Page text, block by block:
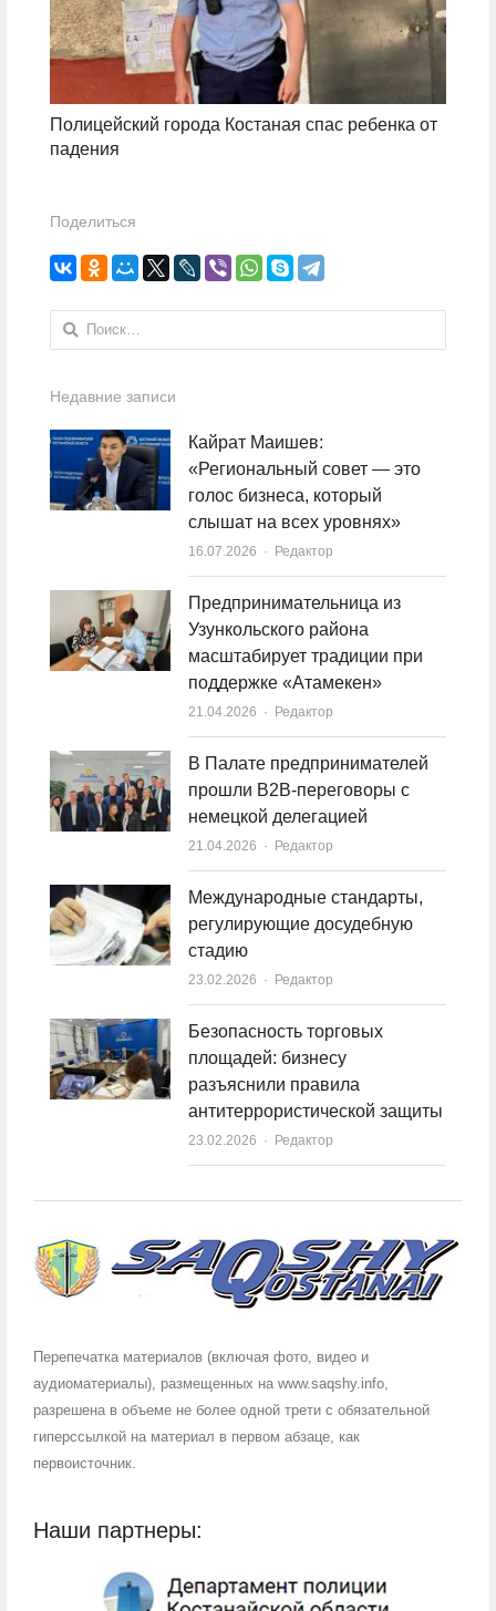
Полицейский города Костаная спас ребенка от
падения
Поделиться
Найти:
Недавние записи
Кайрат Маишев:
«Региональный совет — это
голос бизнеса, который
слышат на всех уровнях»
16.07.2026 Author
Редактор
Предпринимательница из
Узункольского района
масштабирует традиции при
поддержке «Атамекен»
21.04.2026 Author
Редактор
В Палате предпринимателей
прошли B2B-переговоры с
немецкой делегацией
21.04.2026 Author
Редактор
Международные стандарты,
регулирующие досудебную
стадию
23.02.2026 Author
Редактор
Безопасность торговых
площадей: бизнесу
разъяснили правила
антитеррористической защиты
23.02.2026 Author
Редактор
Перепечатка материалов (включая фото, видео и
аудиоматериалы), размещенных на www.saqshy.info,
разрешена в объеме не более одной трети с обязательной
гиперссылкой на материал в первом абзаце, как
первоисточник.
Наши партнеры: